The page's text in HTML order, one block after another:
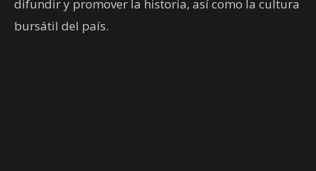
difundir y promover la historia, así como la cultura
bursátil del país.